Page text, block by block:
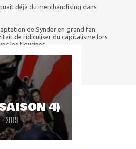
déjà du merchandising dans
de Synder en grand fan
de ridiculiser du capitalisme lors
les figurines.
4)
2019